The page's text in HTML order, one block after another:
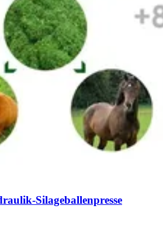
Silageballenpresse